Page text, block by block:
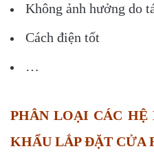
Không ảnh hưởng do
Cách điện tốt
…
PHÂN LOẠI CÁC HỆ
KHẨU LẮP ĐẶT CỬA